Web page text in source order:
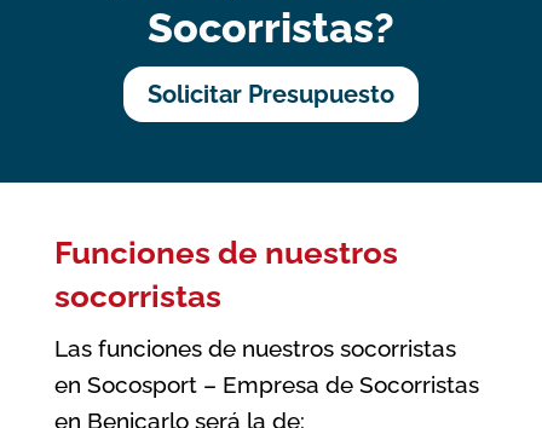
Socorristas?
Solicitar Presupuesto
Funciones de nuestros
socorristas
Las funciones de nuestros socorristas
en Socosport – Empresa de Socorristas
en Benicarlo será la de: